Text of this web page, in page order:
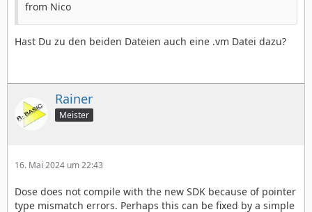
from Nico
Hast Du zu den beiden Dateien auch eine .vm Datei dazu?
Rainer
Meister
16. Mai 2024 um 22:43
Dose does not compile with the new SDK because of pointer
type mismatch errors. Perhaps this can be fixed by a simple